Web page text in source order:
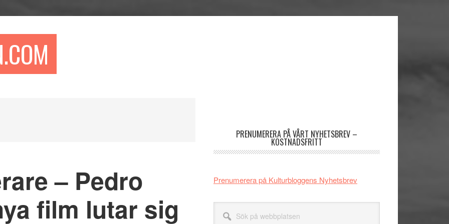
– Pedro
film lutar sig
PRENUMERERA PÅ VÅRT NYHETSBREV –
KOSTNADSFRITT
Prenumerera på Kulturbloggens Nyhetsbrev